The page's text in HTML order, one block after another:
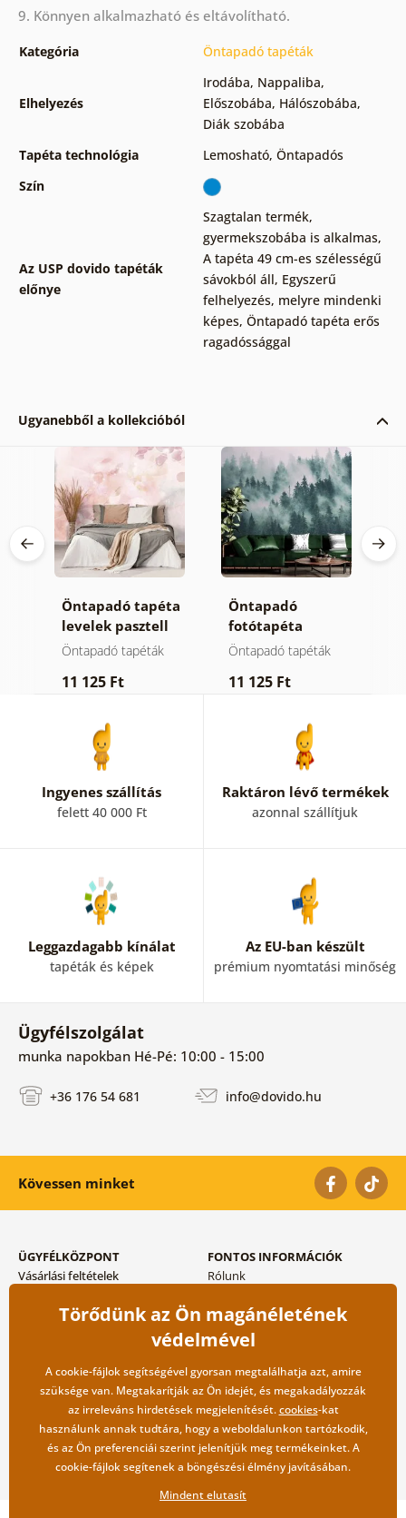
9. Könnyen alkalmazható és eltávolítható.
Kategória Öntapadó tapéták
Elhelyezés
Irodába, Nappaliba,
Előszobába, Hálószobába,
Diák szobába
Tapéta technológia
Lemosható, Öntapadós
Szín
Az USP dovido tapéták
előnye
Szagtalan termék,
gyermekszobába is alkalmas,
A tapéta 49 cm-es szélességű
sávokból áll, Egyszerű
felhelyezés, melyre mindenki
képes, Öntapadó tapéta erős
ragadóssággal
Ugyanebből a kollekcióból
Öntapadó tapéta
levelek pasztell
színben
Öntapadó tapéták
11 125 Ft
Öntapadó
fotótapéta
hegyek a ködben
Öntapadó tapéták
11 125 Ft
Ingyenes szállítás
felett 40 000 Ft
Raktáron lévő termékek
azonnal szállítjuk
Leggazdagabb kínálat
tapéták és képek
Az EU-ban készült
prémium nyomtatási minőség
Ügyfélszolgálat
munka napokban Hé-Pé: 10:00 - 15:00
+36 176 54 681 info@dovido.hu
Kövessen minket
ÜGYFÉLKÖZPONT
Vásárlási feltételek
Szállítási és fizetési módok
FONTOS INFORMÁCIÓK
Rólunk
Blog
Kapcsolat
Nagykereskedelmi
együttműködés
Törődünk az Ön magánéletének
védelmével
A cookie-fájlok segítségével gyorsan megtalálhatja azt, amire
szüksége van. Megtakarítják az Ön idejét, és megakadályozzák
az irreleváns hirdetések megjelenítését.cookies-kat
használunk annak tudtára, hogy a weboldalunkon tartózkodik,
és az Ön preferenciái szerint jelenítjük meg termékeinket. A
cookie-fájlok segítenek a böngészési élmény javításában.
Mindent elutasít